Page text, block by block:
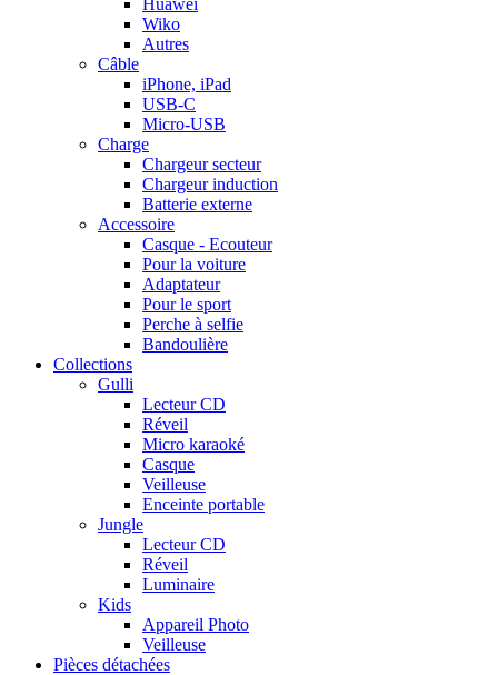
Wiko
Autres
Câble
iPhone, iPad
USB-C
Micro-USB
Charge
Chargeur secteur
Chargeur induction
Batterie externe
Accessoire
Casque - Ecouteur
Pour la voiture
Adaptateur
Pour le sport
Perche à selfie
Bandoulière
Collections
Gulli
Lecteur CD
Réveil
Micro karaoké
Casque
Veilleuse
Enceinte portable
Jungle
Lecteur CD
Réveil
Luminaire
Kids
Appareil Photo
Veilleuse
Pièces détachées